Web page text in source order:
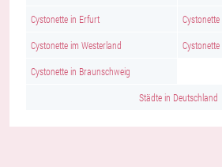
Cystonette in Erfurt
Cystonette im Westerland
Cystonette in Braunschweig
Städte in Deutschland